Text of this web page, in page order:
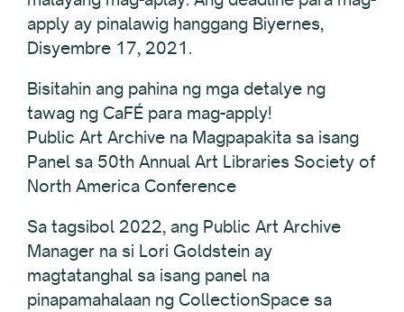
apply ay pinalawig hanggang Biyernes,
Disyembre 17, 2021.
Bisitahin ang pahina ng mga detalye ng
tawag ng CaFÉ para mag-apply!
Public Art Archive na Magpapakita sa isang
Panel sa 50th Annual Art Libraries Society of
North America Conference
Sa tagsibol 2022, ang Public Art Archive
Manager na si Lori Goldstein ay
magtatanghal sa isang panel na
pinapamahalaan ng CollectionSpace sa